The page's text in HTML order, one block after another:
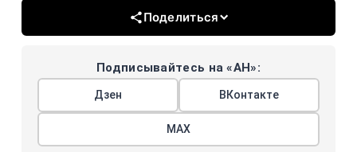
Поделиться
Подписывайтесь на «АН»:
Дзен ВКонтакте
МАХ